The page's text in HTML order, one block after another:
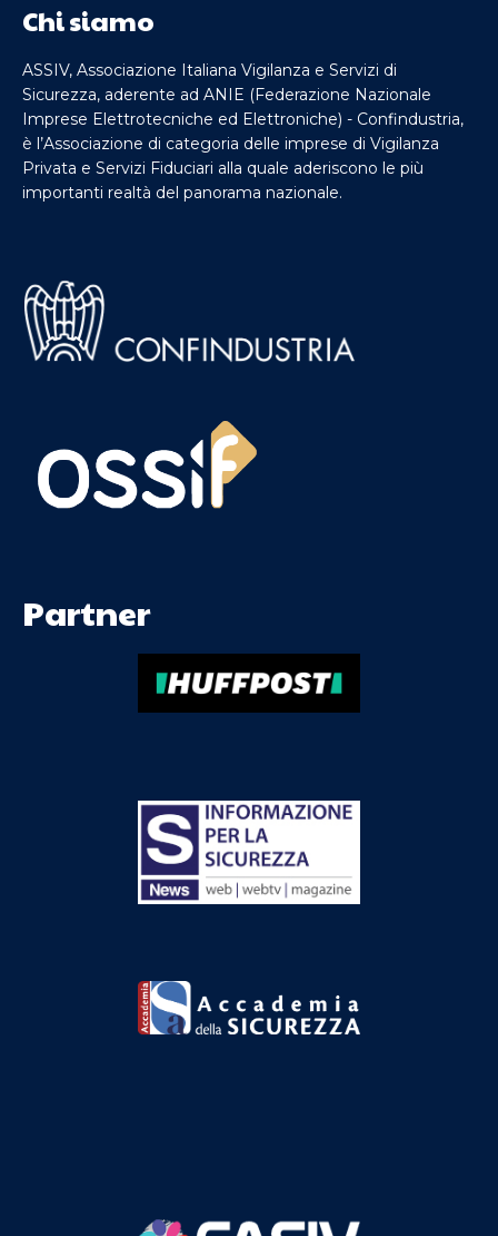
Chi siamo
ASSIV, Associazione Italiana Vigilanza e Servizi di
Sicurezza, aderente ad ANIE (Federazione Nazionale
Imprese Elettrotecniche ed Elettroniche) - Confindustria,
è l’Associazione di categoria delle imprese di Vigilanza
Privata e Servizi Fiduciari alla quale aderiscono le più
importanti realtà del panorama nazionale.
Partner